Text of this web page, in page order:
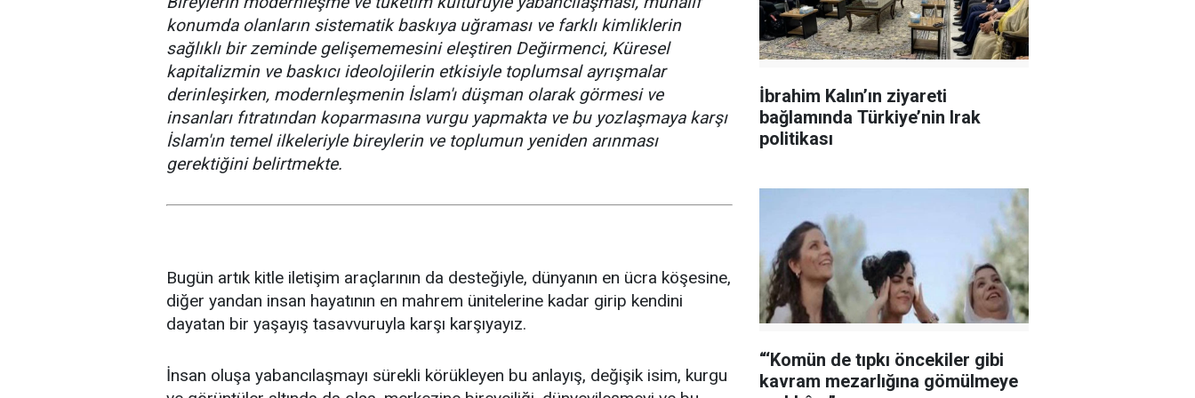
konumda olanların sistematik baskıya uğraması ve farklı kimliklerin
sağlıklı bir zeminde gelişememesini eleştiren Değirmenci, Küresel
kapitalizmin ve baskıcı ideolojilerin etkisiyle toplumsal ayrışmalar
derinleşirken, modernleşmenin İslam'ı düşman olarak görmesi ve
insanları fıtratından koparmasına vurgu yapmakta ve bu yozlaşmaya karşı
İslam'ın temel ilkeleriyle bireylerin ve toplumun yeniden arınması
gerektiğini belirtmekte.
Bugün artık kitle iletişim araçlarının da desteğiyle, dünyanın en ücra köşesine,
diğer yandan insan hayatının en mahrem ünitelerine kadar girip kendini
dayatan bir yaşayış tasavvuruyla karşı karşıyayız.
İnsan oluşa yabancılaşmayı sürekli körükleyen bu anlayış, değişik isim, kurgu
İbrahim Kalın’ın ziyareti
bağlamında Türkiye’nin Irak
politikası
“‘Komün de tıpkı öncekiler gibi
kavram mezarlığına gömülmeye